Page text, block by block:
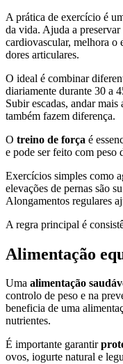
A prática de exercício é
da vida. Ajuda a preservar
cardiovascular, melhora o
dores articulares.
O ideal é combinar
diariamente durante 30 a
Subir escadas, andar
também fazem diferença.
O treino de força é
e pode ser feito com peso
Exercícios simples como
elevações de pernas são
Alongamentos regulares
A regra principal é
Alimentação
Uma alimentação
controlo de peso e na
beneficia de uma
nutrientes.
É importante garantir
ovos, iogurte natural e